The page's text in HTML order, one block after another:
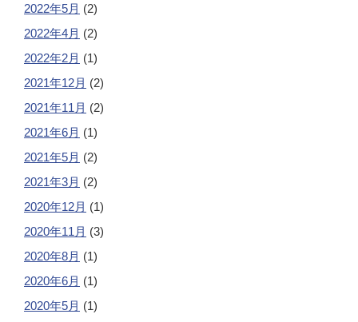
2022年5月 (2)
2022年4月 (2)
2022年2月 (1)
2021年12月 (2)
2021年11月 (2)
2021年6月 (1)
2021年5月 (2)
2021年3月 (2)
2020年12月 (1)
2020年11月 (3)
2020年8月 (1)
2020年6月 (1)
2020年5月 (1)